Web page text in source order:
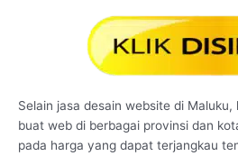
Selain jasa desain website di
buat web di berbagai provinsi dan
pada harga yang dapat terjangkau